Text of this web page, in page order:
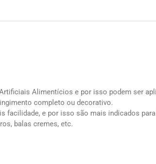
Alimentícios e por isso podem ser
completo ou decorativo.
facilidade, e por isso são mais indicados
balas cremes, etc.